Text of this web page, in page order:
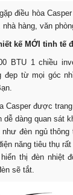
điều hòa
hàng, văn
kế MỚI tinh
BTU 1 chiều
đẹp từ mọi góc
Casper được
dễ dàng quan sát
đèn ngủ
năng tiêu thụ
thị đèn nhiệt
sẽ tắt.